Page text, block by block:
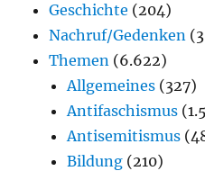
Geschichte (204)
Nachruf/Gedenken
Themen (6.622)
Allgemeines (327)
Antifaschismus
Antisemitismus
Bildung (210)